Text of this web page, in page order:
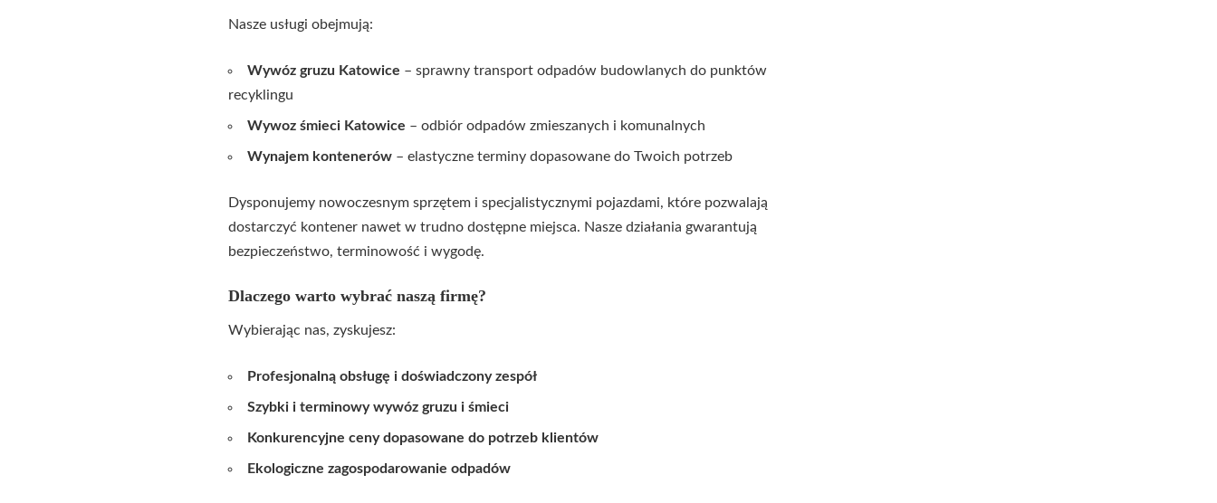
Nasze usługi obejmują:
Wywóz gruzu Katowice – sprawny transport odpadów budowlanych do punktów
recyklingu
Wywoz śmieci Katowice – odbiór odpadów zmieszanych i komunalnych
Wynajem kontenerów – elastyczne terminy dopasowane do Twoich potrzeb
Dysponujemy nowoczesnym sprzętem i specjalistycznymi pojazdami, które pozwalają
dostarczyć kontener nawet w trudno dostępne miejsca. Nasze działania gwarantują
bezpieczeństwo, terminowość i wygodę.
Dlaczego warto wybrać naszą firmę?
Wybierając nas, zyskujesz:
Profesjonalną obsługę i doświadczony zespół
Szybki i terminowy wywóz gruzu i śmieci
Konkurencyjne ceny dopasowane do potrzeb klientów
Ekologiczne zagospodarowanie odpadów